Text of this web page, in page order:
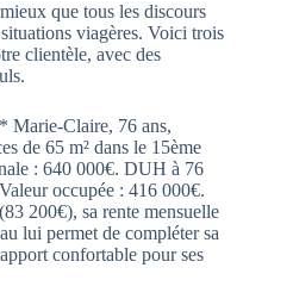
que tous les discours
viagères. Voici trois
clientèle, avec des
Marie-Claire, 76 ans,
de 65 m² dans le 15ème
: 640 000€. DUH à 76
occupée : 416 000€.
200€), sa rente mensuelle
lui permet de compléter sa
confortable pour ses